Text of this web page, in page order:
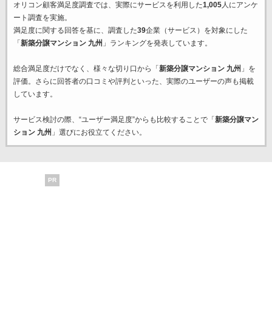
オリコン顧客満足度調査では、実際にサービスを利用した1,005人にアンケ
ート調査を実施。
満足度に関する回答を基に、調査した39企業（サービス）を対象にした
「 新築分譲マンション 九州 」ランキングを発表しています。
総合満足度だけでなく、様々な切り口から「 新築分譲マンション 九州 」を
評価。さらに回答者の口コミや評判といった、実際のユーザーの声も掲載
しています。
サービス検討の際、“ユーザー満足度”からも比較することで「 新築分譲マン
ション 九州 」選びにお役立てください。
PR